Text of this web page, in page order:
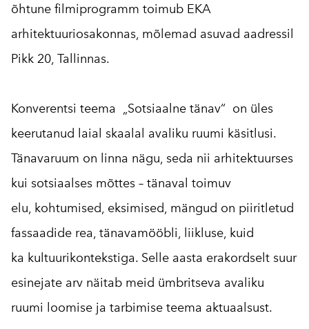
õhtune filmiprogramm toimub EKA
arhitektuuriosakonnas, mõlemad asuvad aadressil
Pikk 20, Tallinnas.
Konverentsi teema „Sotsiaalne tänav“ on üles
keerutanud laial skaalal avaliku ruumi käsitlusi.
Tänavaruum on linna nägu, seda nii arhitektuurses
kui sotsiaalses mõttes – tänaval toimuv
elu, kohtumised, eksimised, mängud on piiritletud
fassaadide rea, tänavamööbli, liikluse, kuid
ka kultuurikontekstiga. Selle aasta erakordselt suur
esinejate arv näitab meid ümbritseva avaliku
ruumi loomise ja tarbimise teema aktuaalsust.